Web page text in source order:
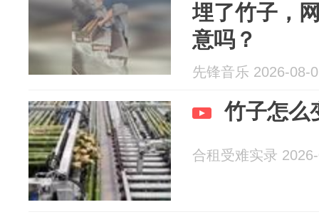
埋了竹子，
意吗？
先锋音乐 2026-08-
竹子怎么
合租受难实录